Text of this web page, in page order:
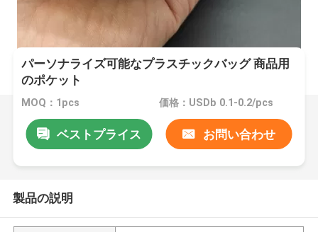
パーソナライズ可能なプラスチックバッグ 商品用
のポケット
MOQ：1pcs 価格：USDb 0.1-0.2/pcs
ベストプライス お問い合わせ
製品の説明